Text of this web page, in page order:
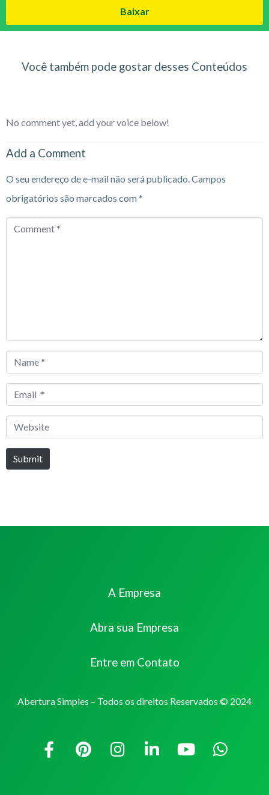
Baixar
Você também pode gostar desses Conteúdos
No comment yet, add your voice below!
Add a Comment
O seu endereço de e-mail não será publicado.Campos
obrigatórios são marcados com*
Comment
Name
Email
Website
Submit
A Empresa
Abra sua Empresa
Entre em Contato
Abertura Simples – Todos os direitos Reservados © 2024